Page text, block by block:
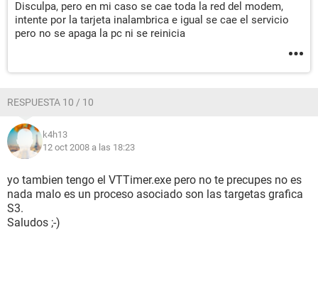
Disculpa, pero en mi caso se cae toda la red del modem,
intente por la tarjeta inalambrica e igual se cae el servicio
pero no se apaga la pc ni se reinicia
RESPUESTA 10 / 10
k4h13
12 oct 2008 a las 18:23
yo tambien tengo el VTTimer.exe pero no te precupes no es
nada malo es un proceso asociado son las targetas grafica
S3.
Saludos ;-)